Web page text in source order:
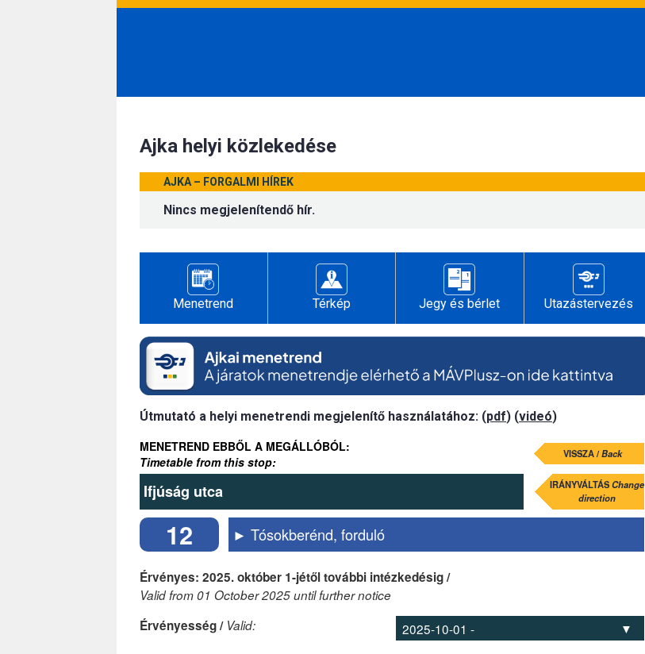
Ajka helyi közlekedése
AJKA – FORGALMI HÍREK
Nincs megjelenítendő hír.
Menetrend Térkép Jegy és bérlet Utazástervezés
Útmutató a helyi menetrendi megjelenítő használatához: (pdf) (videó)
MENETREND EBBŐL A MEGÁLLÓBÓL:
Timetable from this stop:
VISSZA /Back
Ifjúság utca IRÁNYVÁLTÁSChange
direction
12 ► Tósokberénd, forduló
Érvényes: 2025. október 1-jétől további intézkedésig /
Valid from 01 October 2025 until further notice
Érvényesség / Valid: